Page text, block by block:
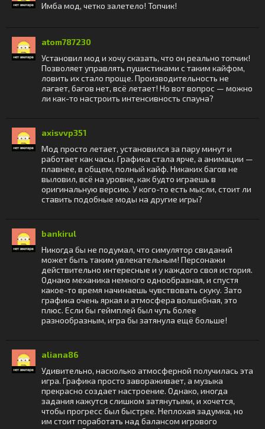
Имба мод, четко залетело! Топчик!
atom787230
Установил мод и хочу сказать, что он реально топчик!
Позволяет управлять пушистиками с таким кайфом,
ловить их стало проще. Производительность не
лагает, багов нет, всё летает! Но вот вопрос — можно
ли как-то настроить интенсивность спауна?
axisvvp351
Мод просто летает, установился за пару минут и
работает как часы. Графика стала ярче, а анимации —
плавнее, в общем, полный кайф. Никаких багов не
выловил, всё на уровне, как будто играешь в
оригинальную версию. У кого-то есть мысли, стоит ли
ставить подобные моды на другие игры?
bankirul
Никогда бы не подумал, что симулятор свиданий
может быть таким увлекательным! Персонажи
действительно интересные и у каждого своя история.
Однако механика немного однообразная, и спустя
какое-то время начинаешь чувствовать скуку. Зато
графика очень яркая и атмосфера волшебная, это
плюс. Если бы геймплей был чуть более
разнообразным, игра бы затянула ещё больше!
aliana86
Удивительно, насколько атмосферной получилась эта
игра. Графика просто завораживает, а музыка
прекрасно создает настроение. Однако, иногда
задания кажутся слишком затянутыми, и хочется,
чтобы прогресс был быстрее. Неплохая задумка, но
им стоит поработать над балансом игрового